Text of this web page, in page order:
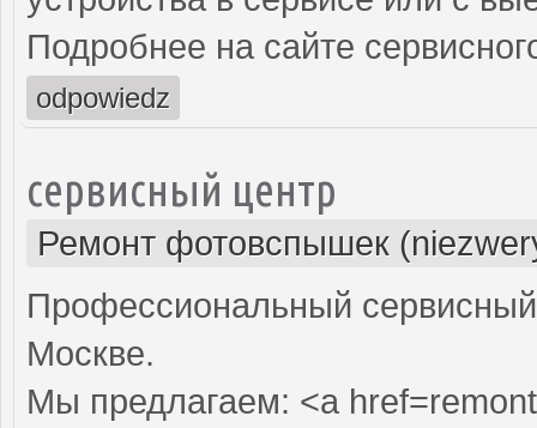
Подробнее на сайте
odpowiedz
сервисный центр
Ремонт фотовспышек
Профессиональный
Москве.
Мы предлагаем: <a